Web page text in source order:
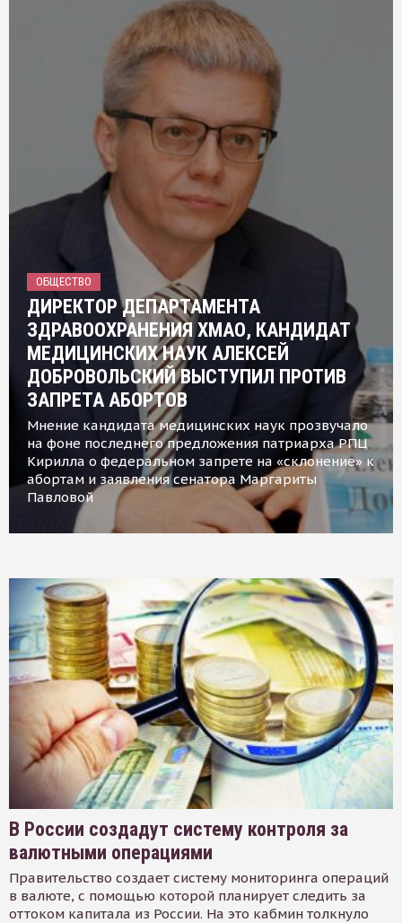
ОБЩЕСТВО
ДИРЕКТОР ДЕПАРТАМЕНТА
ЗДРАВООХРАНЕНИЯ ХМАО, КАНДИДАТ
МЕДИЦИНСКИХ НАУК АЛЕКСЕЙ
ДОБРОВОЛЬСКИЙ ВЫСТУПИЛ ПРОТИВ
ЗАПРЕТА АБОРТОВ
Мнение кандидата медицинских наук прозвучало
на фоне последнего предложения патриарха РПЦ
Кирилла о федеральном запрете на «склонение» к
абортам и заявления сенатора Маргариты
Павловой
В России создадут систему контроля за
валютными операциями
Правительство создает систему мониторинга операций
в валюте, с помощью которой планирует следить за
оттоком капитала из России. На это кабмин толкнуло